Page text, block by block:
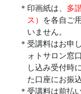
印画紙は、 多
ス） を各自ご
いません。
受講料はお申
ォトサロン窓
し込み受付時
た口座にお振
受講料は前払